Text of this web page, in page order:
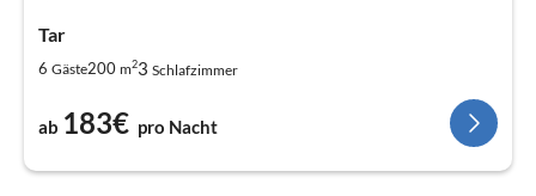
Tar
6 Gäste200 m23 Schlafzimmer
ab 183€ pro Nacht